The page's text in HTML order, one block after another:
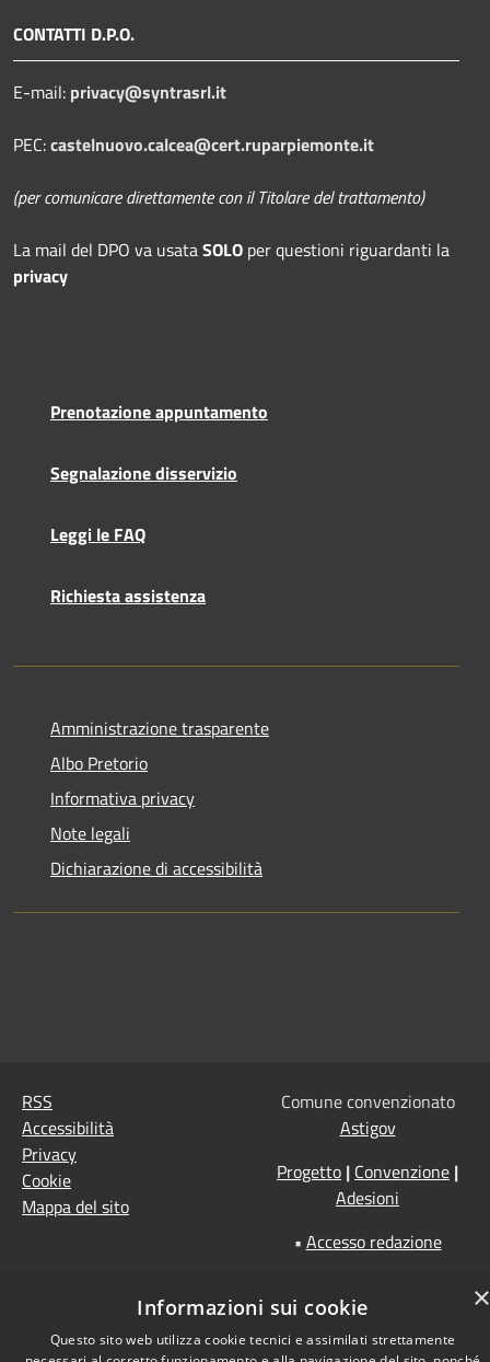
CONTATTI D.P.O.
E-mail: privacy@syntrasrl.it
PEC:castelnuovo.calcea@cert.ruparpiemonte.it
(per comunicare direttamente con il Titolare del trattamento)
La mail del DPO va usataSOLO per questioni riguardanti la
privacy
Prenotazione appuntamento
Segnalazione disservizio
Leggi le FAQ
Richiesta assistenza
Amministrazione trasparente
Albo Pretorio
Informativa privacy
Note legali
Dichiarazione di accessibilità
RSS
Accessibilità
Privacy
Cookie
Mappa del sito
Comune convenzionato
Astigov
Progetto | Convenzione |
Adesioni
• Accesso redazione
×
Informazioni sui cookie
Questo sito web utilizza cookie tecnici e assimilati strettamente